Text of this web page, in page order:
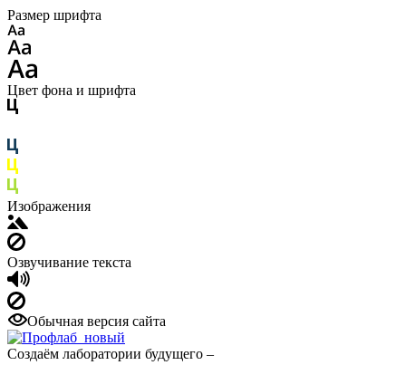
Размер шрифта
Цвет фона и шрифта
Изображения
Озвучивание текста
Обычная версия сайта
Создаём лаборатории будущего –